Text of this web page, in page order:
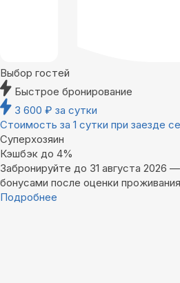
Выбор гостей
Быстрое бронирование
3 600 ₽ за сутки
Стоимость за 1 сутки при заезде
Суперхозяин
Кэшбэк до 4%
Забронируйте до 31 августа 2026
бонусами после оценки
Подробнее